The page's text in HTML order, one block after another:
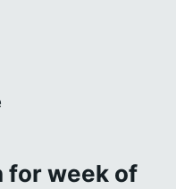
for week of